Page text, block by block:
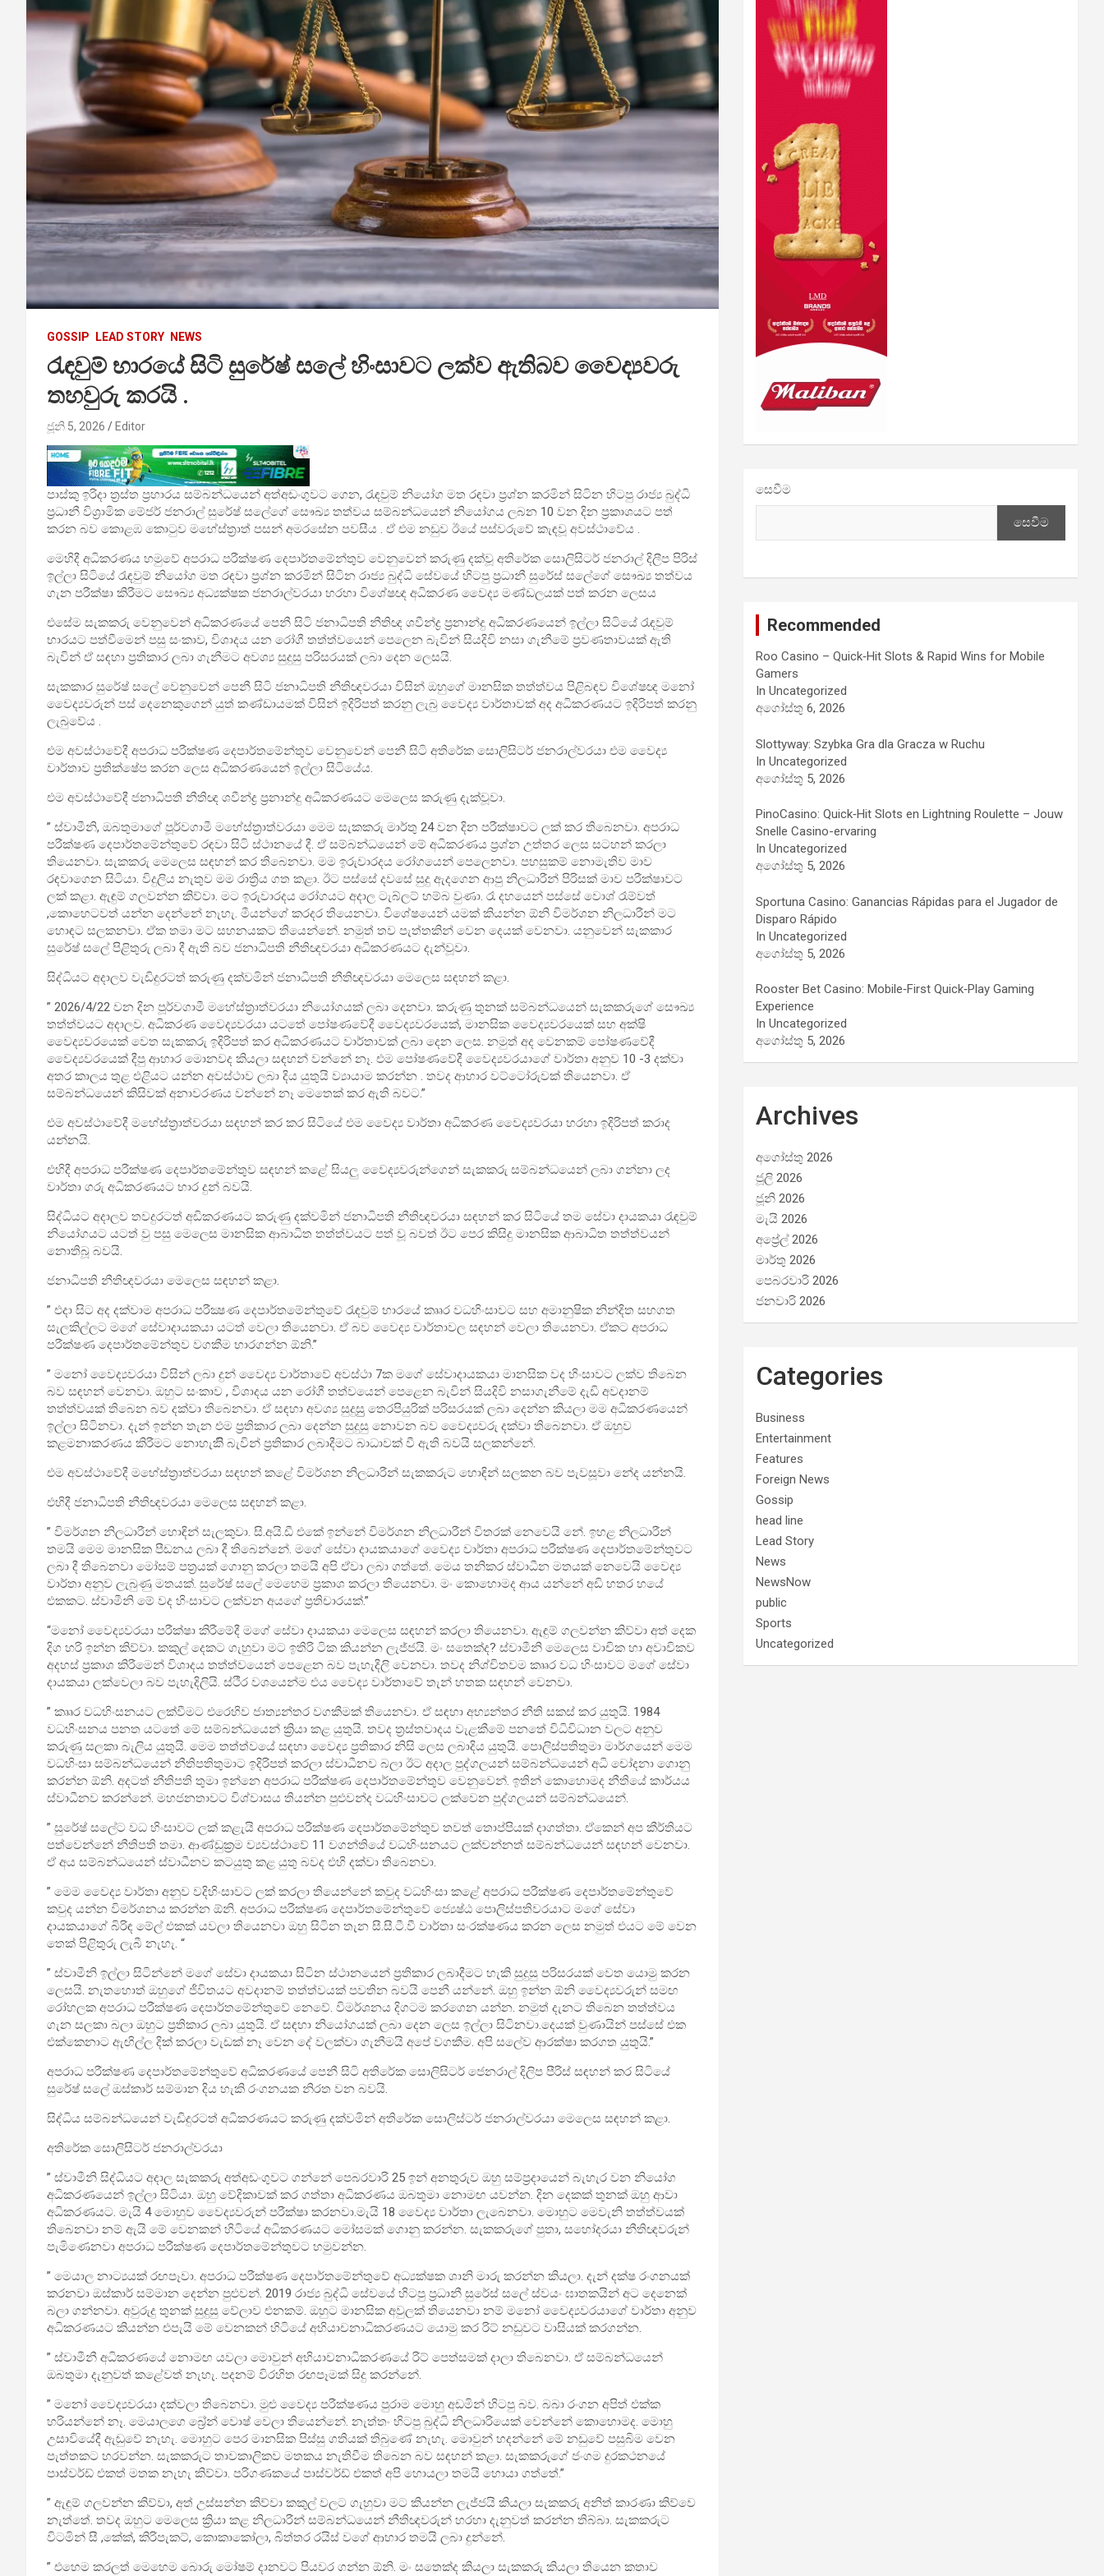
GOSSIP LEAD STORY NEWS
රැඳවුම් භාරයේ සිටි සුරේෂ් සලේ හිංසාවට ලක්ව ඇතිබව වෛද්‍යවරු
තහවුරු කරයි .
ජූනි 5, 2026 Editor
පාස්කු ඉරිදා ත්‍රස්ත ප්‍රහාරය සම්බන්ධයෙන් අත්අඩංගුවට ගෙන, රැඳවුම් නියෝග මත රඳවා ප්‍රශ්න කරමින් සිටින හිටපු රාජ්‍ය බුද්ධි
ප්‍රධානී විශ්‍රාමික මේජර් ජනරාල් සුරේෂ් සලේගේ සෞඛ්‍ය තත්වය සම්බන්ධයෙන් නියෝගය ලබන 10 වන දින ප්‍රකාශයට පත්
කරන බව කොළඹ කොටුව මහේස්ත්‍රාත් පසන් අමරසේන පවසීය . ඒ එම නඩුව ඊයේ පස්වරුවේ කැඳවූ අවස්ථාවේය .
මෙහිදී අධිකරණය හමුවේ අපරාධ පරීක්ෂණ දෙපාර්තමේන්තුව වෙනුවෙන් කරුණු දක්වූ අතිරේක සොලිසිටර් ජනරාල් දිලීප පිරිස්
ඉල්ලා සිටියේ රැඳවුම් නියෝග මත රඳවා ප්‍රශ්න කරමින් සිටින රාජ්‍ය බුද්ධි සේවයේ හිටපු ප්‍රධානී සුරේස් සලේගේ සෞඛ්‍ය තත්වය
ගැන පරීක්ෂා කිරීමට සෞඛ්‍ය අධ්‍යක්ෂක ජනරාල්වරයා හරහා විශේෂඥ අධිකරණ වෛද්‍ය මණ්ඩලයක් පත් කරන ලෙසය
එසේම සැකකරු වෙනුවෙන් අධිකරණයේ පෙනී සිටි ජනාධිපති නීතිඥ ශවීන්ද්‍ර ප්‍රනාන්දු අධිකරණයෙන් ඉල්ලා සිටියේ රැඳවුම්
භාරයට පත්වීමෙන් පසු සංකාව, විශාදය යන රෝගී තත්ත්වයෙන් පෙලෙන බැවින් සියදිවි නසා ගැනීමේ ප්‍රවණතාවයක් ඇති
බැවින් ඒ සඳහා ප්‍රතිකාර ලබා ගැනීමට අවශ්‍ය සුදුසු පරිසරයක් ලබා දෙන ලෙසයි.
සැකකාර සුරේෂ් සලේ වෙනුවෙන් පෙනී සිටි ජනාධිපති නීතිඥවරයා විසින් ඔහුගේ මානසික තත්ත්වය පිළිබඳව විශේෂඥ මනෝ
වෛද්‍යවරුන් පස් දෙනෙකුගෙන් යුත් කණ්ඩායමක් විසින් ඉදිරිපත් කරනු ලැබු වෛද්‍ය වාර්තාවක් අද අධිකරණයට ඉදිරිපත් කරනු
ලැබුවේය .
එම අවස්ථාවේදී අපරාධ පරීක්ෂණ දෙපාර්තමේන්තුව වෙනුවෙන් පෙනී සිටි අතිරේක සොලිසිටර් ජනරාල්වරයා එම වෛද්‍ය
වාර්තාව ප්‍රතික්ෂේප කරන ලෙස අධිකරණයෙන් ඉල්ලා සිටියේය.
එම අවස්ථාවේදී ජනාධිපති නීතිඥ ශවීන්ද්‍ර ප්‍රනාන්දු අධිකරණයට මෙලෙස කරුණු දැක්වූවා.
” ස්වාමීනි, ඔබතුමාගේ පූර්වගාමී මහේස්ත්‍රාත්වරයා මෙම සැකකරු මාර්තු 24 වන දින පරීක්ෂාවට ලක් කර තිබෙනවා. අපරාධ
පරීක්ෂණ දෙපාර්තමේන්තුවේ රඳවා සිටි ස්ථානයේ දී. ඒ සම්බන්ධයෙන් මේ අධිකරණය ප්‍රශ්න උත්තර ලෙස සටහන් කරලා
තියෙනවා. සැකකරු මෙලෙස සඳහන් කර තිබෙනවා. මම ඉරුවාරදය රෝගයෙන් පෙලෙනවා. පහසුකම් නොමැතිව මාව
රඳවාගෙන සිටියා. විදුලිය නැතුව මම රාත්‍රිය ගත කළා. ඊට පස්සේ දවසේ සුදු ඇදගෙන ආපු නිලධාරීන් පිරිසක් මාව පරීක්ෂාවට
ලක් කළා. ඇඳුම් ගලවන්න කිව්වා. මට ඉරුවාරදය රෝගයට අදාල ටැබ්ලට් හම්බ වුණා. රෑ දහයෙන් පස්සේ වොශ් රෑම්වත්
,කොහෙටවත් යන්න දෙන්නේ නැහැ. මීයන්ගේ කරදර තියෙනවා. විශේෂයෙන් යමක් කියන්න ඕනි විමර්ශන නිලධාරීන් මට
හොඳට සලකනවා. ඒක තමා මට සහනයකට තියෙන්නේ. නමුත් තව පැත්තකින් වෙන දෙයක් වෙනවා. යනුවෙන් සැකකාර
සුරේෂ් සලේ පිළිතුරු ලබා දී ඇති බව ජනාධිපති නීතිඥවරයා අධිකරණයට දැන්වූවා.
සිද්ධියට අදාලව වැඩිදුරටත් කරුණු දක්වමින් ජනාධිපති නීතිඥවරයා මෙලෙස සඳහන් කළා.
” 2026/4/22 වන දින පූර්වගාමී මහේස්ත්‍රාත්වරයා නියෝගයක් ලබා දෙනවා. කරුණු තුනක් සම්බන්ධයෙන් සැකකරුගේ සෞඛ්‍ය
තත්ත්වයට අදාලව. අධිකරණ වෛද්‍යවරයා යටතේ පෝෂණවේදී වෛද්‍යවරයෙක්, මානසික වෛද්‍යවරයෙක් සහ අක්ෂි
වෛද්‍යවරයෙක් වෙත සැකකරු ඉදිරිපත් කර අධිකරණයට වාර්තාවක් ලබා දෙන ලෙස. නමුත් අද වෙනකම් පෝෂණවේදී
වෛද්‍යවරයෙක් දීපු ආහාර මොනවද කියලා සඳහන් වන්නේ නෑ. එම පෝෂණවේදී වෛද්‍යවරයාගේ වාර්තා අනුව 10 -3 දක්වා
අතර කාලය තුළ එළියට යන්න අවස්ථාව ලබා දිය යුතුයි ව්‍යායාම කරන්න . තවද ආහාර වට්ටෝරුවක් තියෙනවා. ඒ
සම්බන්ධයෙන් කිසිවක් අනාවරණය වන්නේ නෑ මෙතෙක් කර ඇති බවට.”
එම අවස්ථාවේදී මහේස්ත්‍රාත්වරයා සඳහන් කර කර සිටියේ එම වෛද්‍ය වාර්තා අධිකරණ වෛද්‍යවරයා හරහා ඉදිරිපත් කරාද
යන්නයි.
එහිදී අපරාධ පරීක්ෂණ දෙපාර්තමේන්තුව සඳහන් කළේ සියලු වෛද්‍යවරුන්ගෙන් සැකකරු සම්බන්ධයෙන් ලබා ගන්නා ලද
වාර්තා ගරු අධිකරණයට භාර දුන් බවයි.
සිද්ධියට අදාලව තවදුරටත් අඩිකරණයට කරුණු දක්වමින් ජනාධිපති නීතිඥවරයා සඳහන් කර සිටියේ තම සේවා දායකයා රැඳවුම්
නියෝගයට යටත් වු පසු මෙලෙස මානසික ආබාධිත තත්ත්වයට පත් වූ බවත් ඊට පෙර කිසිදු මානසික ආබාධිත තත්ත්වයන්
නොතිබූ බවයි.
ජනාධිපති නීතිඥවරයා මෙලෙස සඳහන් කළා.
” එදා සිට අද දක්වාම අපරාධ පරීක්‍ෂණ දෙපාර්තමේන්තුවේ රැඳවුම් භාරයේ කෘෘර වධහිංසාවට සහ අමානුෂික නින්දිත සහගත
සැලකිල්ලට මගේ සේවාදායකයා යටත් වෙලා තියෙනවා. ඒ බව වෛද්‍ය වාර්තාවල සඳහන් වෙලා තියෙනවා. ඒකට අපරාධ
පරීක්ෂණ දෙපාර්තමේන්තුව වගකීම භාරගන්න ඕනි.”
” මනෝ වෛද්‍යවරයා විසින් ලබා දුන් වෛද්‍ය වාර්තාවේ අවස්ථා 7ක මගේ සේවාදායකයා මානසික වද හිංසාවට ලක්ව තිබෙන
බව සඳහන් වෙනවා. ඔහුට සංකාව , විශාදය යන රෝගී තත්වයෙන් පෙළෙන බැවින් සියදිවි නසාගැනීමේ දැඩි අවදානම්
තත්ත්වයක් තිබෙන බව දක්වා තිබෙනවා. ඒ සඳහා අවශ්‍ය සුදුසුු තෙරපියුරික් පරිසරයක් ලබා දෙන්න කියලා මම අධිකරණයෙන්
ඉල්ලා සිටිනවා. දැන් ඉන්න තැන එම ප්‍රතිකාර ලබා දෙන්න සුදුසු නොවන බව වෛද්‍යවරු දක්වා තිබෙනවා. ඒ ඔහුව
කළමනාකරණය කිරීමට නොහැකිි බැවින් ප්‍රතිකාර ලබාදීමට බාධාවක් වී ඇති බවයි සලකන්නේ.
එම අවස්ථාවේදී මහේස්ත්‍රාත්වරයා සඳහන් කළේ විමර්ශන නිලධාරීන් සැකකරුට හොඳින් සලකන බව පැවසූවා නේද යන්නයි.
එහිදී ජනාධිපති නීතිඥවරයා මෙලෙස සඳහන් කළා.
” විමර්ශන නිලධාරීන් හොඳින් සැලකුවා. සි.අයි.ඩී එකේ ඉන්නේ විමර්ශන නිලධාරීන් විතරක් නෙවෙයි නේ. ඉහළ නිලධාරීන්
තමයි මෙම මානසික පීඩනය ලබා දී තිබෙන්නේ. මගේ සේවා දායකයාගේ වෛද්‍ය වාර්තා අපරාධ පරීක්ෂණ දෙපාර්තමේන්තුවට
ලබා දී තිබෙනවා මෝසම් පත්‍රයක් ගොනු කරලා තමයි අපි ඒවා ලබා ගත්තේ. මෙය තනිකර ස්වාධීන මතයක් නෙවෙයි වෛද්‍ය
වාර්තා අනුව ලැබුණු මතයක්. සුරේෂ් සලේ මෙහෙම ප්‍රකාශ කරලා තියෙනවා. මං කොහොමද ආය යන්නේ අඩි හතර හයේ
එකකට. ස්වාමීනි මේ වද හිංසාවට ලක්වන අයගේ ප්‍රතිචාරයක්.”
“මනෝ වෛද්‍යවරයා පරීක්ෂා කිරීමේදී මගේ සේවා දායකයා මෙලෙස සඳහන් කරලා තියෙනවා. ඇඳුම් ගලවන්න කිව්වා අත් දෙක
දිග හරි ඉන්න කිව්වා. කකුල් දෙකට ගැහුවා මට ඉතිරි ටික කියන්න ලැජ්ජයි. මං සතෙක්ද? ස්වාමීනි මෙලෙස වාචික හා අවාචිකව
අදහස් ප්‍රකාශ කිරීමෙන් විශාදය තත්ත්වයෙන් පෙළෙන බව පැහැදිලි වෙනවා. තවද නිශ්චිතවම කෘෘර වධ හිංසාවට මගේ සේවා
දායකයා ලක්වෙලා බව පැහැදිලියි. ස්ථීර වශයෙන්ම එය වෛද්‍ය වාර්තාවේ තැන් හතක සඳහන් වෙනවා.
” කෘෘර වධහිංසනයට ලක්වීමට එරෙහිව ජාත්‍යන්තර වගකීමක් තියෙනවා. ඒ සඳහා අභ්‍යන්තර නීති සකස් කර යුතුයි. 1984
වධහිංසනය පනත යටතේ මේ සම්බන්ධයෙන් ක්‍රියා කළ යුතුයි. තවද ත්‍රස්තවාදය වැළකීමේ පනතේ විධිවිධාන වලට අනුව
කරුණු සලකා බැලිය යුතුයි. මෙම තත්ත්වයේ සඳහා වෛද්‍ය ප්‍රතිකාර නිසි ලෙස ලබාදිය යුතුයි. පොලිස්පතිතුමා මාර්ගයෙන් මෙම
වධහිංසා සම්බන්ධයෙන් නීතිපතිතුමාට ඉදිරිපත් කරලා ස්වාධීනව බලා ඊට අදාල පුද්ගලයන් සම්බන්ධයෙන් අධි චෝදනා ගොනු
කරන්න ඕනි. අදටත් නීතිපති තුමා ඉන්නෙ අපරාධ පරීක්ෂණ දෙපාර්තමේන්තුව වෙනුවෙන්. ඉතින් කොහොමද නීතියේ කාර්යය
ස්වාධීනව කරන්නේ. මහජනතාවට විශ්වාසය තියන්න පුළුවන්ද වධහිංසාවට ලක්වෙන පුද්ගලයන් සම්බන්ධයෙන්.
” සුරේෂ් සලේට වධ හිංසාවට ලක් කළැයි අපරාධ පරීක්ෂණ දෙපාර්තමේන්තුව තවත් තොප්පියක් දාගත්තා. ඒකෙන් අප කීර්තියට
පත්වෙන්නේ නීතිපති තමා. ආණ්ඩුක්‍රම ව්‍යවස්ථාවේ 11 වගන්තියේ වධහිංසනයට ලක්වන්නත් සම්බන්ධයෙන් සඳහන් වෙනවා.
ඒ අය සම්බන්ධයෙන් ස්වාධීනව කටයුතු කළ යුතු බවද එහි දක්වා තිබෙනවා.
” මෙම වෛද්‍ය වාර්තා අනුව වදිහිංසාවට ලක් කරලා තියෙන්නේ කවුද වධහිංසා කළේ අපරාධ පරීක්ෂණ දෙපාර්තමේන්තුවේ
කවුද යන්න විමර්ශනය කරන්න ඕනි. අපරාධ පරීක්ෂණ දෙපාර්තමේන්තුවේ ජ්‍යෙෂ්ඨ පොලිස්පතිවරයාට මගේ සේවා
දායකයාගේ බිරිඳ මේල් එකක් යවලා තියෙනවා ඔහු සිටින තැන සී.සී.ටී.වී වාර්තා සංරක්ෂණය කරන ලෙස නමුත් එයට මේ වෙන
තෙක් පිළිතුරු ලැබී නැහැ. “
” ස්වාමීනි ඉල්ලා සිටින්නේ මගේ සේවා දායකයා සිටින ස්ථානයෙන් ප්‍රතිකාර ලබාදීමට හැකි සුදුසු පරිසරයක් වෙත යොමු කරන
ලෙසයි. නැතහොත් ඔහුගේ ජීවිතයට අවදානම් තත්ත්වයක් පවතින බවයි පෙනී යන්නේ. ඔහු ඉන්න ඕනි වෛද්‍යවරුන් සමඟ
රෝහලක අපරාධ පරීක්ෂණ දෙපාර්තමේන්තුවේ නෙවේ. විමර්ශනය දිගටම කරගෙන යන්න. නමුත් දැනට තිබෙන තත්ත්වය
ගැන සලකා බලා ඔහුට ප්‍රතිකාර ලබා යුතුයි. ඒ සඳහා නියෝගයක් ලබා දෙන ලෙස ඉල්ලා සිටිනවා.දෙයක් වුණායින් පස්සේ එක
එක්කෙනාට ඇඟිල්ල දික් කරලා වැඩක් නෑ වෙන දේ වලක්වා ගැනීමයි අපේ වගකීම. අපි සලේව ආරක්ෂා කරගත යුතුයි.”
අපරාධ පරීක්ෂණ දෙපාර්තමේන්තුවේ අධිකරණයේ පෙනී සිටි අතිරේක සොලිසිටර් ජෙනරාල් දිලිප පීරිස් සඳහන් කර සිටියේ
සුරේෂ් සලේ ඔස්කාර් සම්මාන දිය හැකි රංගනයක නිරත වන බවයි.
සිද්ධිය සම්බන්ධයෙන් වැඩිදුරටත් අධිකරණයට කරුණු දක්වමින් අතිරේක සොලිස්ටර් ජනරාල්වරයා මෙලෙස සඳහන් කළා.
අතිරේක සොලිසිටර් ජනරාල්වරයා
” ස්වාමීනි සිද්ධියට අදාල සැකකරු අත්අඩංගුවට ගන්නේ පෙබරවාරි 25 ඉන් අනතුරුව ඔහු සම්ප්‍රදායෙන් බැහැර වන නියෝග
අධිකරණයෙන් ඉල්ලා සිටියා. ඔහු වේදිකාවක් කර ගත්තා අධිකරණය ඔබතුමා නොමඟ යවන්න. දින දෙකක් තුනක් ඔහු ආවා
අධිකරණයට. මැයි 4 මොහුව වෛද්‍යවරුන් පරීක්ෂා කරනවා.මැයි 18 වෛද්‍ය වාර්තා ලැබෙනවා. මොහුට මෙවැනි තත්ත්වයක්
තිබෙනවා නම් ඇයි මේ වෙනකන් හිටියේ අධිකරණයට මෝසමක් ගොනු කරන්න. සැකකරුගේ පුතා, සහෝදරයා නීතිඥවරුන්
පැමිණෙනවා අපරාධ පරීක්ෂණ දෙපාර්තමේන්තුවට හමුවන්න.
” මෙයාල නාට්‍යයක් රඟපෑවා. අපරාධ පරීක්ෂණ දෙපාර්තමේන්තුවේ අධ්‍යක්ෂක ශානි මාරු කරන්න කියලා. දැන් දක්ෂ රංගනයක්
කරනවා ඔස්කාර් සම්මාන දෙන්න පුළුවන්. 2019 රාජ්‍ය බුද්ධි සේවයේ හිටපු ප්‍රධානී සුරේස් සලේ ස්වයං ඝාතකයින් අට දෙනෙක්
බලා ගන්නවා. අවුරුදු තුනක් සුදුසු වේලාව එනකම්. ඔහුට මානසික අවුලක් තියෙනවා නම් මනෝ වෛද්‍යවරයාගේ වාර්තා අනුව
අධිකරණයට කියන්න එපැයි මේ වෙනකන් හිටියේ අභියාචනාධිකරණයට යොමු කර රිට් නඩුවට වාසියක් කරගන්න.
” ස්වාමීනී අධිකරණයේ නොමඟ යවලා මොවුන් අභියාචනාධිකරණයේ රිට් පෙත්සමක් දාලා තිබෙනවා. ඒ සම්බන්ධයෙන්
ඔබතුමා දැනුවත් කළේවත් නැහැ. පදනම් විරහිත රඟපෑමක් සිදු කරන්නේ.
” මනෝ වෛද්‍යවරයා දක්වලා තිබෙනවා. මුළු වෛද්‍ය පරීක්ෂණය පුරාම මොහු අඩමින් හිටපු බව. බබා රංගන අපිත් එක්ක
හරියන්නේ නෑ. මෙයාලගෙ බ්‍රේන් වොෂ් වෙලා තියෙන්නේ. නැත්තං හිටපු බුද්ධි නිලධාරියෙක් වෙන්නේ කොහොමද. මොහු
උසාවියේදී ඇඬුවේ නැහැ. මොහුට පෙර මානසික පිස්සු ගතියක් තිබුණේ නැහැ. මොවුන් හදන්නේ මේ නඩුවේ පසුබිම වෙන
පැත්තකට හරවන්න. සැකකරුට තාවකාලිකව මතකය නැතිවීම තිබෙන බව සඳහන් කළා. සැකකරුගේ ජංගම දුරකථනයේ
පාස්වර්ඩ් එකත් මතක නැහැ කිව්වා. පරිගණකයේ පාස්වර්ඩ් එකත් අපි හොයලා තමයි හොයා ගත්තේ.”
” ඇඳුම් ගලවන්න කිව්වා, අත් උස්සන්න කිව්වා කකුල් වලට ගැහුවා මට කියන්න ලැජ්ජයි කියලා සැකකරු අනිත් කාරණා කිව්වෙ
නැත්තේ. තවද ඔහුට මෙලෙස ක්‍රියා කළ නිලධාරීන් සම්බන්ධයෙන් නීතිඥවරුන් හරහා දැනුවත් කරන්න තිබ්බා. සැකකරුට
විටමින් සී ,කේක්, කිරිපැකට්, කොකාකෝලා, බිත්තර රයිස් වගේ ආහාර තමයි ලබා දුන්නේ.
” එහෙම කරලත් මෙහෙම බොරු මෝෂම් දානවට පියවර ගන්න ඕනි. මං සතෙක්ද කියලා සැකකරු කියලා තියෙන කතාව
සෙවීම
සෙවීම
Recommended
Roo Casino – Quick‑Hit Slots & Rapid Wins for Mobile
Gamers
In Uncategorized
අගෝස්තු 6, 2026
Slottyway: Szybka Gra dla Gracza w Ruchu
In Uncategorized
අගෝස්තු 5, 2026
PinoCasino: Quick‑Hit Slots en Lightning Roulette – Jouw
Snelle Casino-ervaring
In Uncategorized
අගෝස්තු 5, 2026
Sportuna Casino: Ganancias Rápidas para el Jugador de
Disparo Rápido
In Uncategorized
අගෝස්තු 5, 2026
Rooster Bet Casino: Mobile‑First Quick‑Play Gaming
Experience
In Uncategorized
අගෝස්තු 5, 2026
Archives
අගෝස්තු 2026
ජූලි 2026
ජූනි 2026
මැයි 2026
අප්‍රේල් 2026
මාර්තු 2026
පෙබරවාරි 2026
ජනවාරි 2026
Categories
Business
Entertainment
Features
Foreign News
Gossip
head line
Lead Story
News
NewsNow
public
Sports
Uncategorized